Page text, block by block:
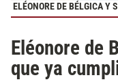
ELÉONORE DE BÉLGICA Y
Eléonore de
que ya